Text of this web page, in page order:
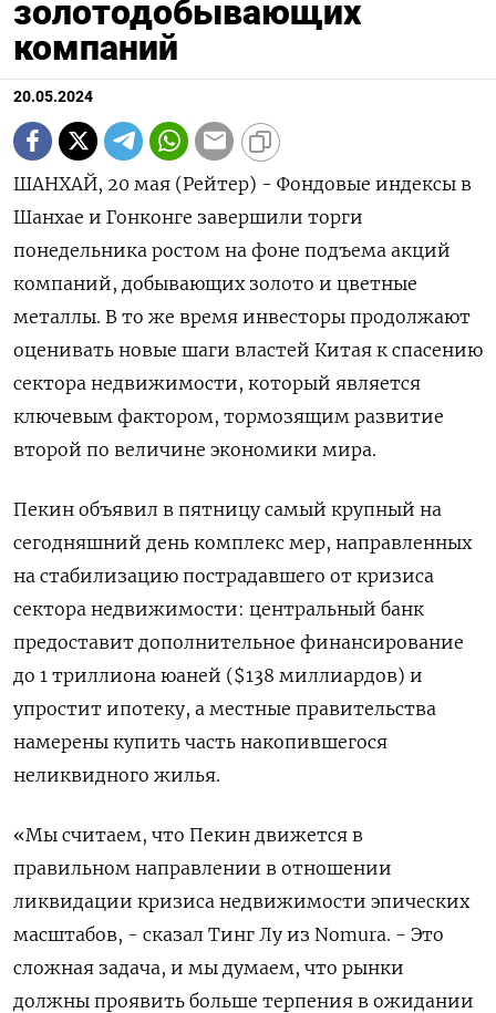
золотодобывающих
компаний
20.05.2024
ШАНХАЙ, 20 мая (Рейтер) - Фондовые индексы в
Шанхае и Гонконге завершили торги
понедельника ростом на фоне подъема акций
компаний, добывающих золото и цветные
металлы. В то же время инвесторы продолжают
оценивать новые шаги властей Китая к спасению
сектора недвижимости, который является
ключевым фактором, тормозящим развитие
второй по величине экономики мира.
Пекин объявил в пятницу самый крупный на
сегодняшний день комплекс мер, направленных
на стабилизацию пострадавшего от кризиса
сектора недвижимости: центральный банк
предоставит дополнительное финансирование
до 1 триллиона юаней ($138 миллиардов) и
упростит ипотеку, а местные правительства
намерены купить часть накопившегося
неликвидного жилья.
«Мы считаем, что Пекин движется в
правильном направлении в отношении
ликвидации кризиса недвижимости эпических
масштабов, - сказал Тинг Лу из Nomura. - Это
сложная задача, и мы думаем, что рынки
должны проявить больше терпения в ожидании